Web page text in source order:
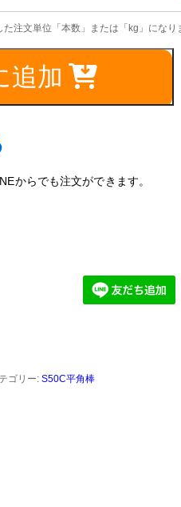
追加
からでも注文ができます。
ゴリー: S50C平角棒